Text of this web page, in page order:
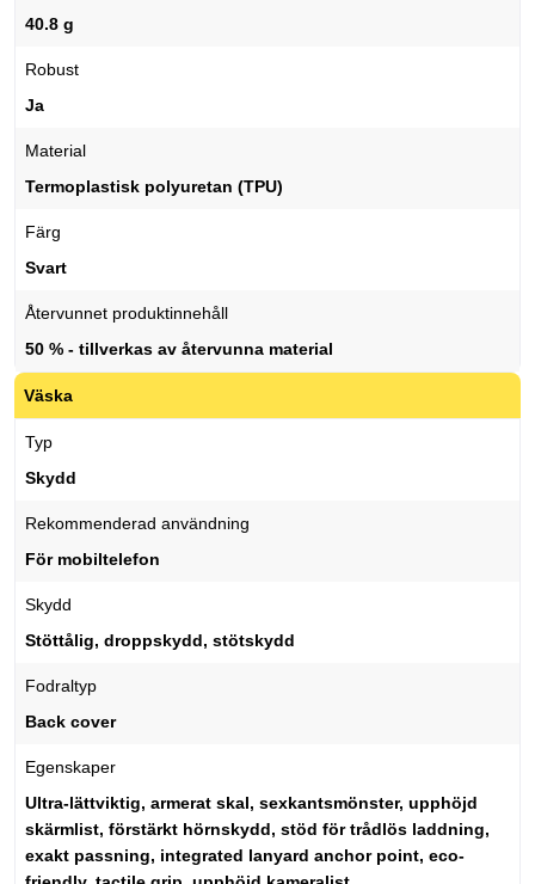
40.8 g
Robust
Ja
Material
Termoplastisk polyuretan (TPU)
Färg
Svart
Återvunnet produktinnehåll
50 % - tillverkas av återvunna material
Väska
Typ
Skydd
Rekommenderad användning
För mobiltelefon
Skydd
Stöttålig, droppskydd, stötskydd
Fodraltyp
Back cover
Egenskaper
Ultra-lättviktig, armerat skal, sexkantsmönster, upphöjd
skärmlist, förstärkt hörnskydd, stöd för trådlös laddning,
exakt passning, integrated lanyard anchor point, eco-